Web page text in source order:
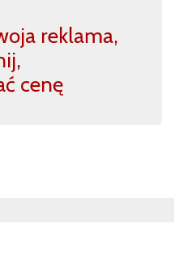
reklama,
cenę